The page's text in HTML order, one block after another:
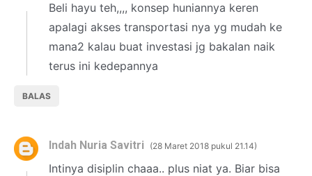
Beli hayu teh,,,, konsep huniannya keren
apalagi akses transportasi nya yg mudah ke
mana2 kalau buat investasi jg bakalan naik
terus ini kedepannya
BALAS
Indah Nuria Savitri 28 Maret 2018 pukul 21.14
Intinya disiplin chaaa.. plus niat ya. Biar bisa